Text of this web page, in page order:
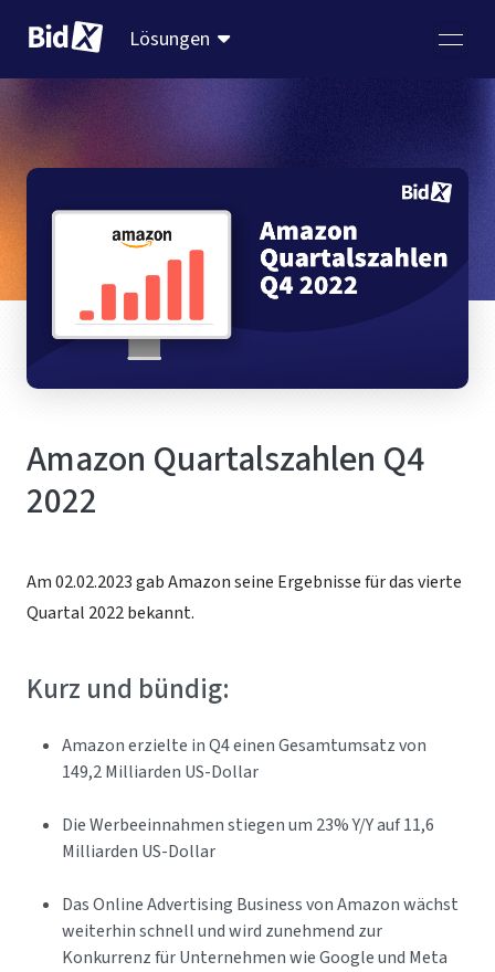
Lösungen
Amazon Quartalszahlen Q4
2022
Am 02.02.2023 gab Amazon seine Ergebnisse für das vierte
Quartal 2022 bekannt.
Kurz und bündig:
Amazon erzielte in Q4 einen Gesamtumsatz von
149,2 Milliarden US-Dollar
Die Werbeeinnahmen stiegen um 23% Y/Y auf 11,6
Milliarden US-Dollar
Das Online Advertising Business von Amazon wächst
weiterhin schnell und wird zunehmend zur
Konkurrenz für Unternehmen wie Google und Meta